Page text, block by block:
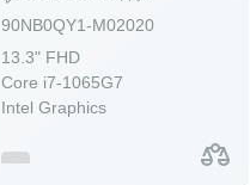
90NB0QY1-M02020
13.3" FHD
Core i7-1065G7
Intel Graphics